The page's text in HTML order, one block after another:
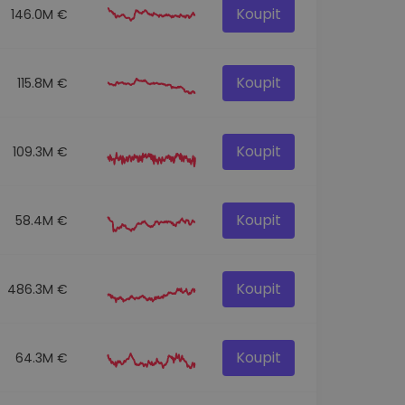
146.0M € Koupit
115.8M € Koupit
109.3M € Koupit
58.4M € Koupit
486.3M € Koupit
64.3M € Koupit